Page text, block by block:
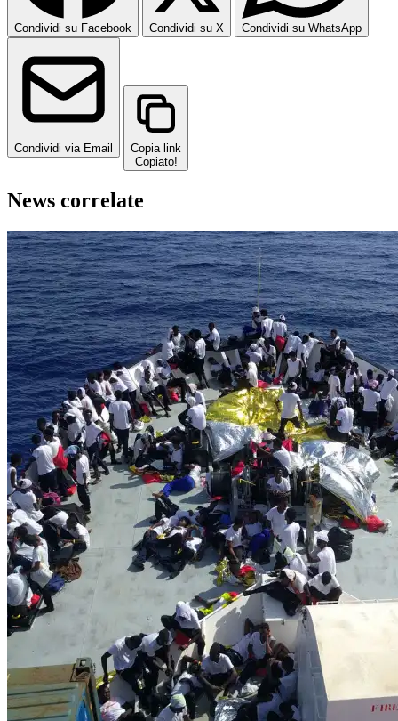
Condividi su Facebook Condividi su X Condividi su WhatsApp
Condividi via Email
Copia link
Copiato!
News correlate